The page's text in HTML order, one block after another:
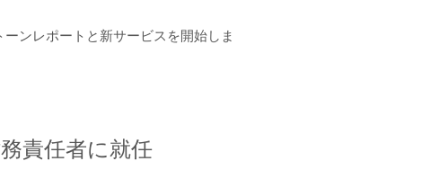
ンレポートと新サービスを開始しま
責任者に就任